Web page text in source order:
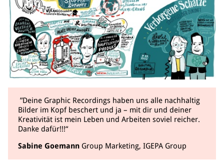
”Deine Graphic Recordings haben uns alle nachhaltig
Bilder im Kopf beschert und ja – mit dir und deiner
Kreativität ist mein Leben und Arbeiten soviel reicher.
Danke dafür!!!“
Sabine Goemann Group Marketing, IGEPA Group